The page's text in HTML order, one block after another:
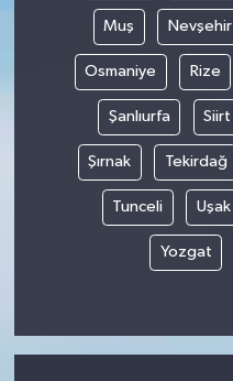
Muş Nevşehir
Osmaniye Rize
Şanlıurfa Siirt
Şırnak Tekirdağ
Tunceli Uşak
Yozgat